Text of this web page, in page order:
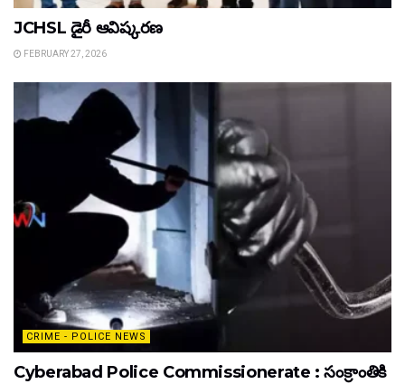
JCHSL డైరీ ఆవిష్కరణ
FEBRUARY 27, 2026
CRIME - POLICE NEWS
Cyberabad Police Commissionerate : సంక్రాంతికి